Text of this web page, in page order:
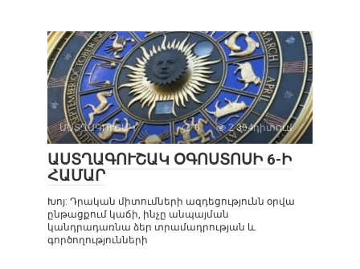
ԱՍՏՂԱԳՈՒՇԱԿ 0 2 304դիտում
ԱՍՏՂԱԳՈՒՇԱԿ ՕԳՈՍՏՈՍԻ 6-Ի
ՀԱՄԱՐ
Խոյ: Դրական միտումների ազդեցությունն օրվա
ընթացքում կաճի, ինչը անպայման
կանդրադառնա ձեր տրամադրության և
գործողությունների